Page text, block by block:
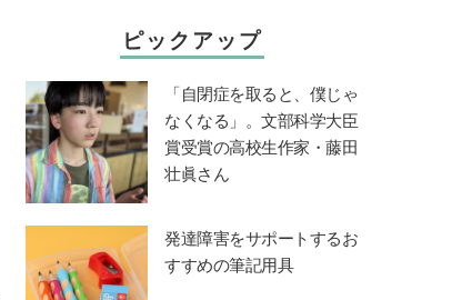
ピックアップ
「自閉症を取ると、僕じゃ
なくなる」。文部科学大臣
賞受賞の高校生作家・藤田
壮眞さん
発達障害をサポートするお
すすめの筆記用具